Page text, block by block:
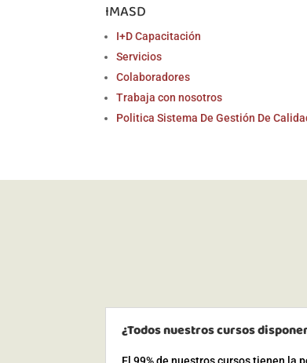
IMASD
I+D Capacitación
Servicios
Colaboradores
Trabaja con nosotros
Politica Sistema De Gestión De
¿Todos nuestros cursos
El 99% de nuestros cursos tienen la